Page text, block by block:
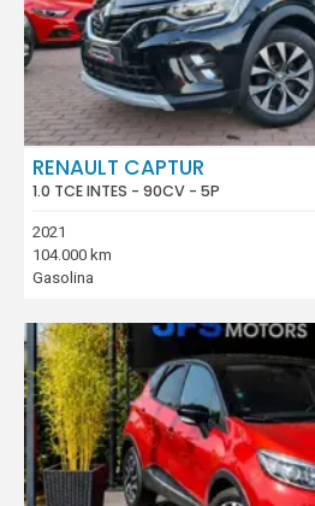
RENAULT CAPTUR
1.0 TCE INTES - 90CV - 5P
2021
104.000 km
Gasolina